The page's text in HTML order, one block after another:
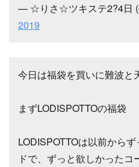
— ☆りさ☆ツキステ2?4日
2019
今日は福袋を買いに難波と
まずLODISPOTTOの福袋
LODISPOTTOは以前から
ドで、ずっと欲しかった